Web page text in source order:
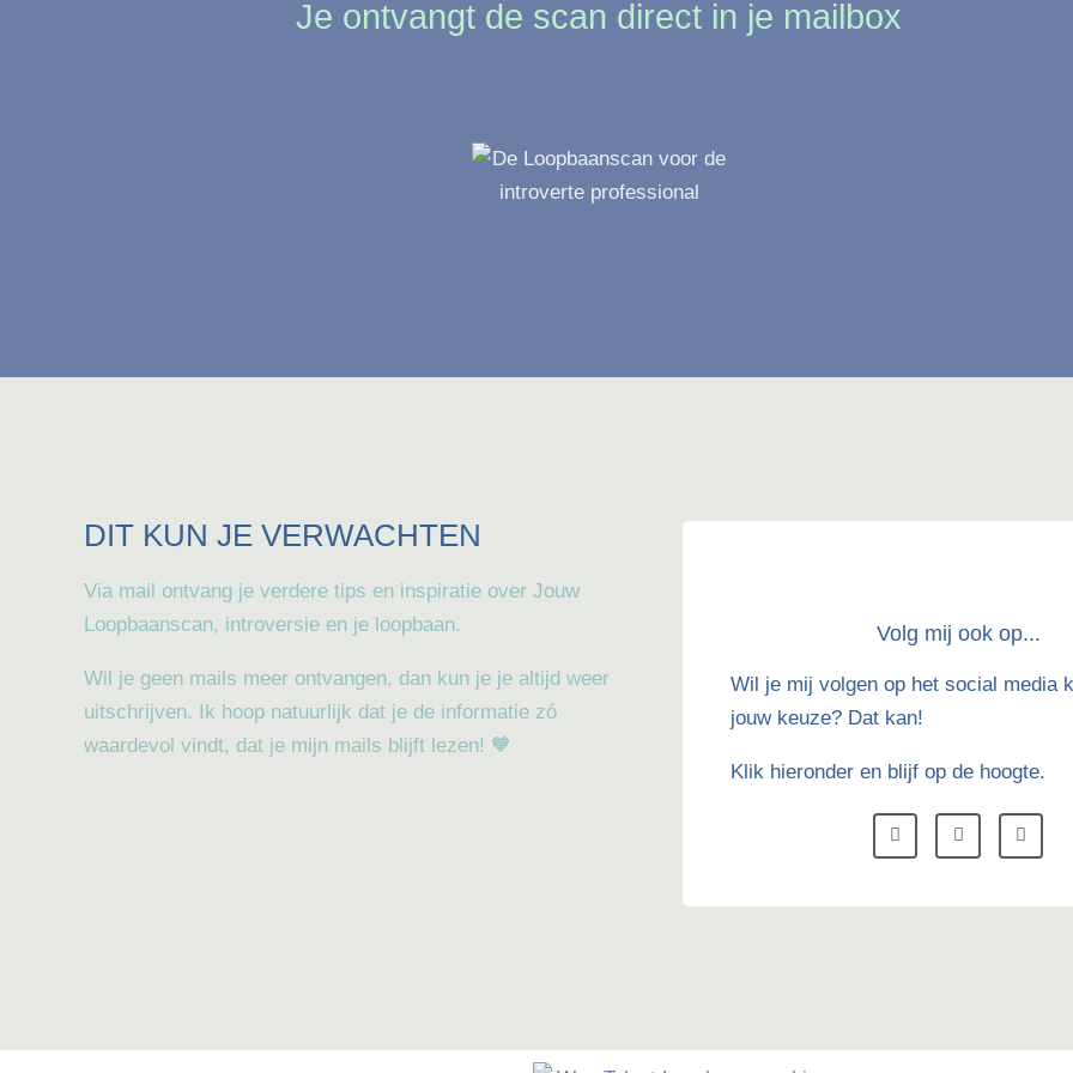
Je ontvangt de scan direct in je mailbox
DIT KUN JE VERWACHTEN
Via mail ontvang je verdere tips en inspiratie over Jouw
Loopbaanscan, introversie en je loopbaan.
Wil je geen mails meer ontvangen, dan kun je je altijd weer
uitschrijven. Ik hoop natuurlijk dat je de informatie zó
waardevol vindt, dat je mijn mails blijft lezen! 🧡
Volg mij ook op...
Wil je mij volgen op het social media
jouw keuze? Dat kan!
Klik hieronder en blijf op de hoogte.